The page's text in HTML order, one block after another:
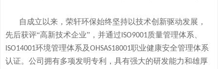
自成立以来，荣轩环保始终坚持以技术创新驱动发展，
先后获评“高新技术企业”，并通过 ISO9001质量管理体系、
ISO14001环境管理体系及OHSAS18001职业健康安全管理体系
认证。公司拥有多项发明专利，具有强大的研发能力和雄厚